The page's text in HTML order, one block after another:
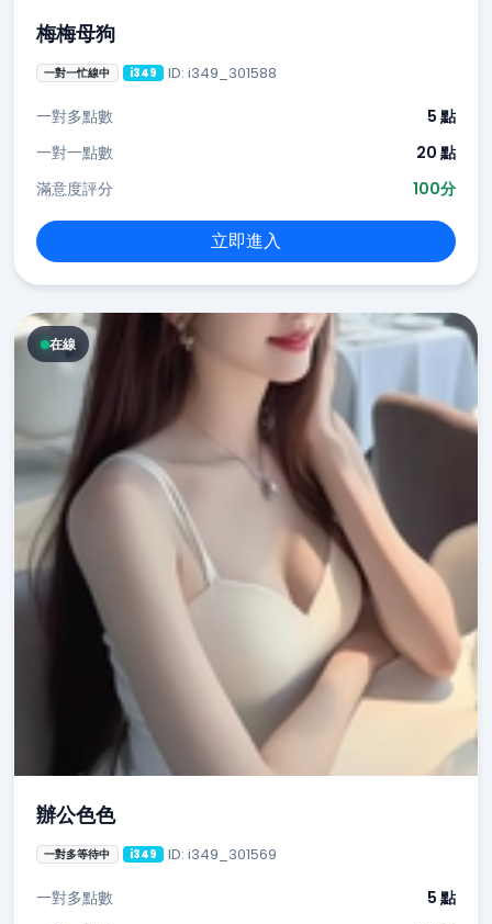
梅梅母狗
一對一忙線中 i349 ID: i349_301588
一對多點數
5 點
一對一點數
20 點
滿意度評分
100分
立即進入
在線
辦公色色
一對多等待中 i349 ID: i349_301569
一對多點數
5 點